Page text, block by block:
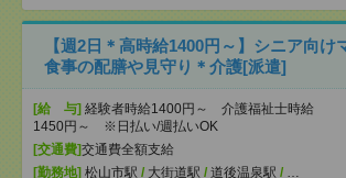
【週2日＊高時給1400円～】シニア向け
食事の配膳や見守り＊介護[派遣]
[給 与] 経験者時給1400円～ 介護福祉士時給
1450円～ ※日払い/週払いOK
[交通費]交通費全額支給
[勤務地] 松山市駅 / 大街道駅 / 道後温泉駅 / …